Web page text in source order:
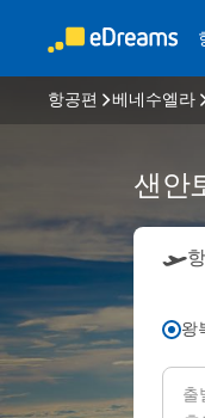
항공편 베네수엘라
샌안
왕
출